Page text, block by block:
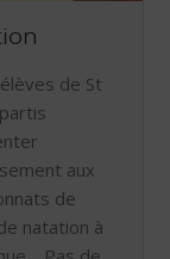
de St
aux
de
natation à